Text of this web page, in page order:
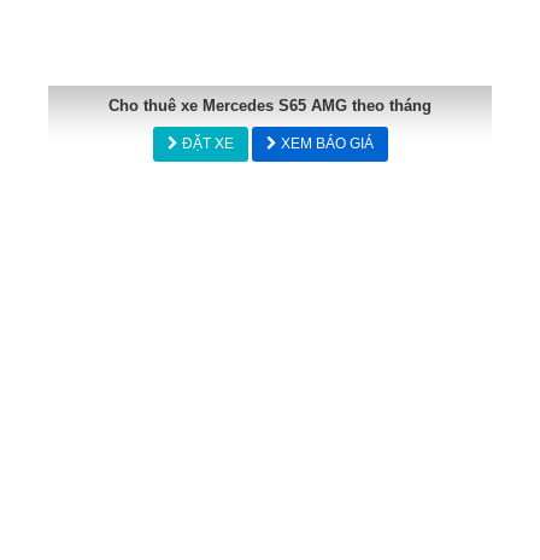
Cho thuê xe Mercedes S65 AMG theo tháng
ĐẶT XE XEM BÁO GIÁ